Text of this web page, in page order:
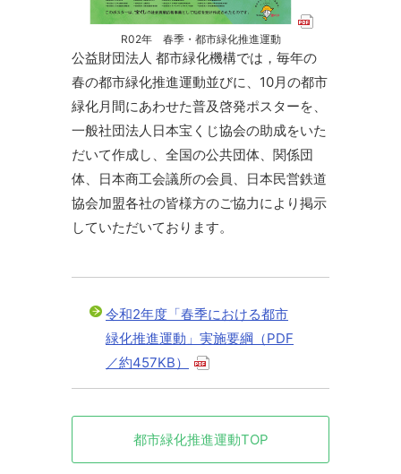
R02年 春季・都市緑化推進運動
公益財団法人 都市緑化機構では，毎年の
春の都市緑化推進運動並びに、10月の都市
緑化月間にあわせた普及啓発ポスターを、
一般社団法人日本宝くじ協会の助成をいた
だいて作成し、全国の公共団体、関係団
体、日本商工会議所の会員、日本民営鉄道
協会加盟各社の皆様方のご協力により掲示
していただいております。
令和2年度「春季における都市
緑化推進運動」実施要綱（PDF
／約457KB）
都市緑化推進運動TOP